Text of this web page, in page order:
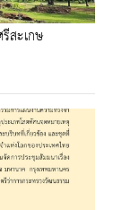
สะเกษ